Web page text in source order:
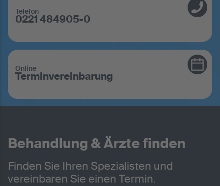
Telefon
0221 484905-0
Online
Terminvereinbarung
Behandlung & Ärzte finden
Finden Sie Ihren Spezialisten und
vereinbaren Sie einen Termin.